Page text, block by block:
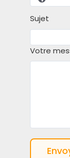
Sujet
Votre